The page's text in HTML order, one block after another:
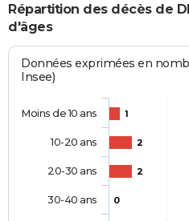
Répartition des décès de
d'âges
Données exprimées en
Insee)
1
2
2
0
Moins de 10 ans
10-20 ans
20-30 ans
30-40 ans